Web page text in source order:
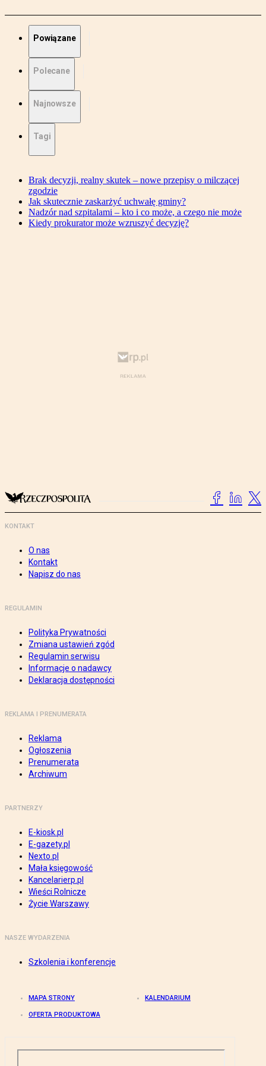
Powiązane
Polecane
Najnowsze
Tagi
Brak decyzji, realny skutek – nowe przepisy o milczącej
zgodzie
Jak skutecznie zaskarżyć uchwałę gminy?
Nadzór nad szpitalami – kto i co może, a czego nie może
Kiedy prokurator może wzruszyć decyzję?
KONTAKT
O nas
Kontakt
Napisz do nas
REGULAMIN
Polityka Prywatności
Zmiana ustawień zgód
Regulamin serwisu
Informacje o nadawcy
Deklaracja dostępności
REKLAMA I PRENUMERATA
Reklama
Ogłoszenia
Prenumerata
Archiwum
PARTNERZY
E-kiosk.pl
E-gazety.pl
Nexto.pl
Mała księgowość
Kancelarierp.pl
Wieści Rolnicze
Życie Warszawy
NASZE WYDARZENIA
Szkolenia i konferencje
MAPA STRONY KALENDARIUM
OFERTA PRODUKTOWA